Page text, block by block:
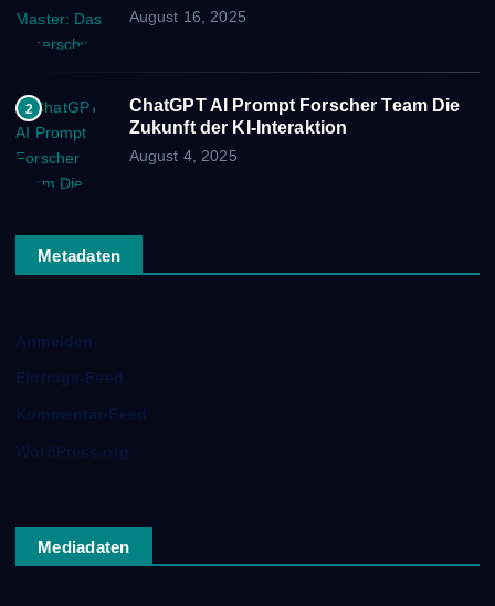
August 16, 2025
2
ChatGPT AI Prompt Forscher Team Die
Zukunft der KI-Interaktion
August 4, 2025
Metadaten
Anmelden
Eintrags-Feed
Kommentar-Feed
WordPress.org
Mediadaten